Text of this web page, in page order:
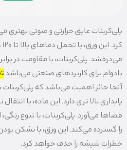
پلی‌کربنات عایق حرارتی و صوتی بهتری
می‌درخشد. پلی‌کربنات، با مقاومت در
بادوام برای کاربردهای صنعتی می‌باشد.
آنجا حائز اهمیت می‌باشد که پلی‌کربنات
فضاها می‌آورد. پلی‌کربنات، با تنوع
را گسترده می‌کند. این ورق، با نشکن
خطرات شیشه را حذف خواهد کرد.